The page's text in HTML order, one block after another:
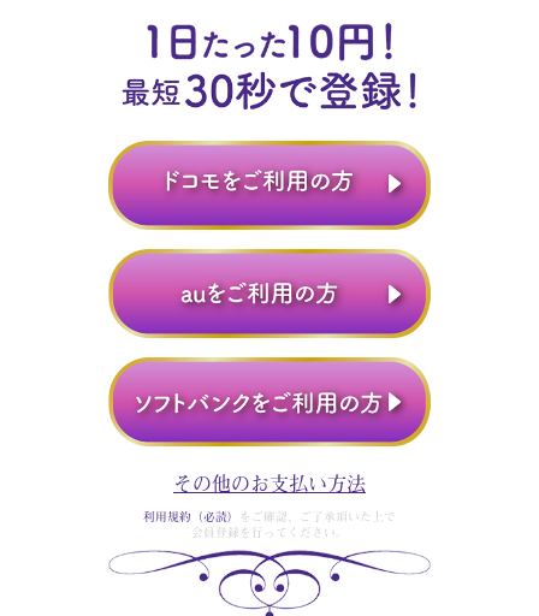
その他のお支払い方法
利用規約（必読）
をご確認、ご了承頂いた上で
会員登録を行ってください。